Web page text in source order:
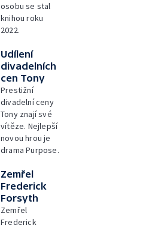
osobu se stal
knihou roku
2022.
Udílení
divadelních
cen Tony
Prestižní
divadelní ceny
Tony znají své
vítěze. Nejlepší
novou hrou je
drama Purpose.
Zemřel
Frederick
Forsyth
Zemřel
Frederick